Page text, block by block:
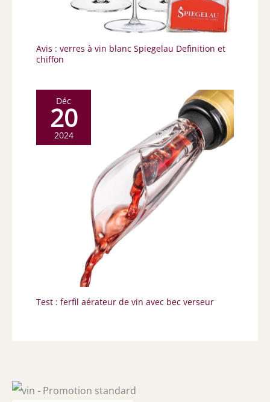
Avis : verres à vin blanc Spiegelau Definition et
chiffon
Déc
20
2024
Test : ferfil aérateur de vin avec bec verseur